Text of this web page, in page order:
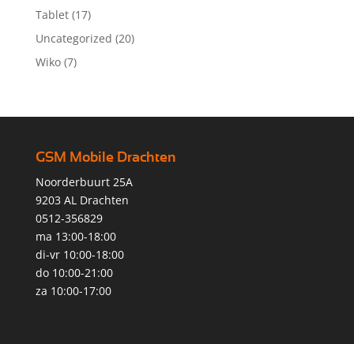
Tablet (17)
Uncategorized (20)
Wiko (7)
GSM Mobile Drachten
Noorderbuurt 25A
9203 AL Drachten
0512-356829
ma 13:00-18:00
di-vr 10:00-18:00
do 10:00-21:00
za 10:00-17:00